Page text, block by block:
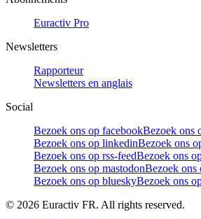
Euractiv Pro
Newsletters
Rapporteur
Newsletters en anglais
Social
Bezoek ons op facebookBezoek ons
Bezoek ons op linkedinBezoek ons
Bezoek ons op rss-feedBezoek ons
Bezoek ons op mastodonBezoek ons
Bezoek ons op blueskyBezoek ons
© 2026 Euractiv FR. All rights reserved.